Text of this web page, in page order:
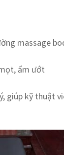
massage
ẩm ướt
giúp kỹ thuật